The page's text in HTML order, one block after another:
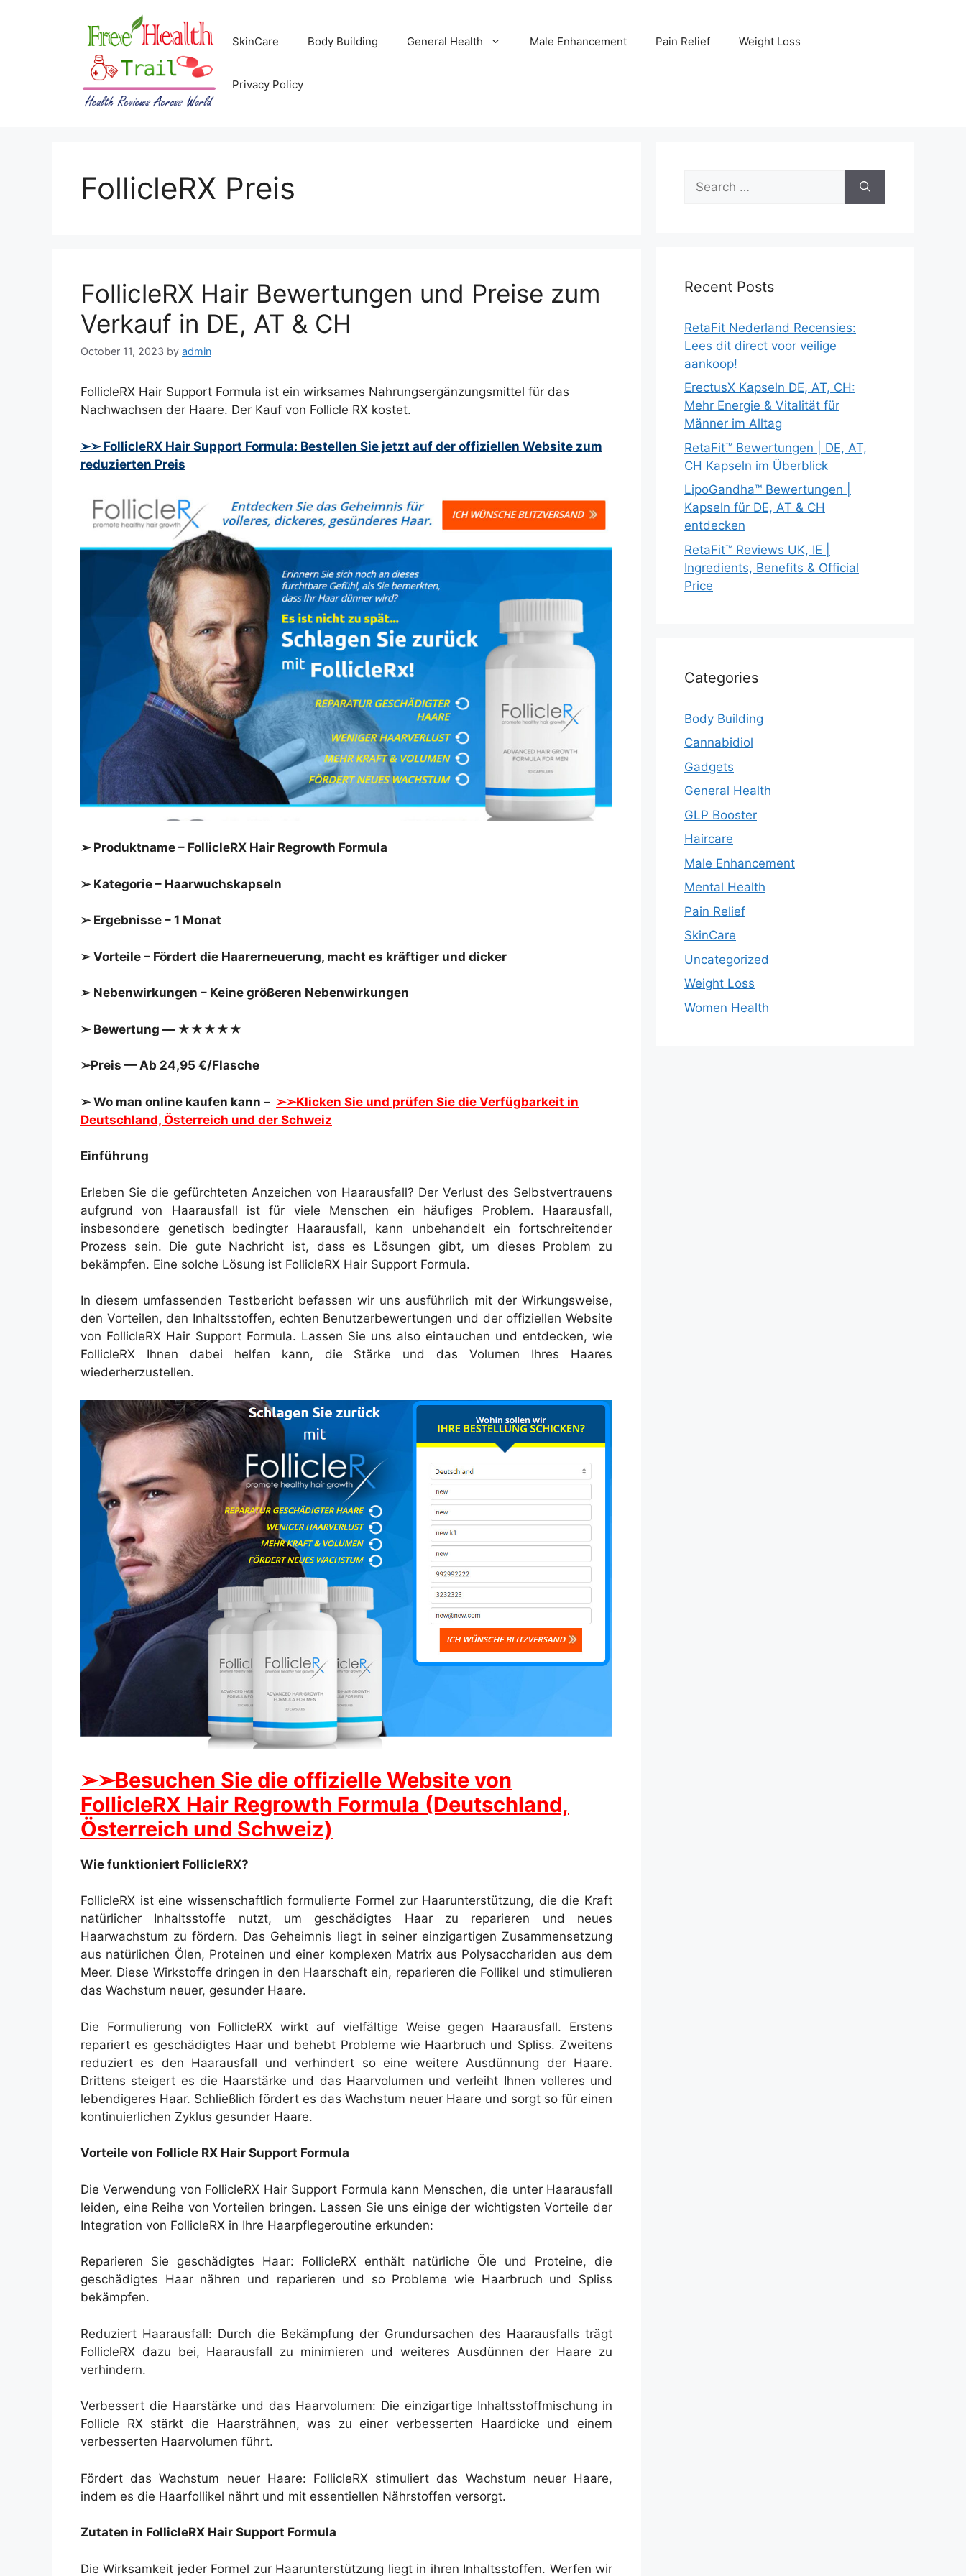
SkinCare Body Building General Health Male Enhancement Pain Relief Weight Loss
Privacy Policy
FollicleRX Preis
FollicleRX Hair Bewertungen und Preise zum
Verkauf in DE, AT & CH
October 11, 2023 by admin
FollicleRX Hair Support Formula ist ein wirksames Nahrungsergänzungsmittel für das
Nachwachsen der Haare. Der Kauf von Follicle RX kostet.
➢➣ FollicleRX Hair Support Formula: Bestellen Sie jetzt auf der offiziellen Website zum
reduzierten Preis
➢ Produktname – FollicleRX Hair Regrowth Formula
➢ Kategorie – Haarwuchskapseln
➢ Ergebnisse – 1 Monat
➢ Vorteile – Fördert die Haarerneuerung, macht es kräftiger und dicker
➢ Nebenwirkungen – Keine größeren Nebenwirkungen
➢ Bewertung — ★★★★★
➢Preis — Ab 24,95 €/Flasche
➢ Wo man online kaufen kann – ➢➢Klicken Sie und prüfen Sie die Verfügbarkeit in
Deutschland, Österreich und der Schweiz
Einführung
Erleben Sie die gefürchteten Anzeichen von Haarausfall? Der Verlust des Selbstvertrauens
aufgrund von Haarausfall ist für viele Menschen ein häufiges Problem. Haarausfall,
insbesondere genetisch bedingter Haarausfall, kann unbehandelt ein fortschreitender
Prozess sein. Die gute Nachricht ist, dass es Lösungen gibt, um dieses Problem zu
bekämpfen. Eine solche Lösung ist FollicleRX Hair Support Formula.
In diesem umfassenden Testbericht befassen wir uns ausführlich mit der Wirkungsweise,
den Vorteilen, den Inhaltsstoffen, echten Benutzerbewertungen und der offiziellen Website
von FollicleRX Hair Support Formula. Lassen Sie uns also eintauchen und entdecken, wie
FollicleRX Ihnen dabei helfen kann, die Stärke und das Volumen Ihres Haares
wiederherzustellen.
➢➢Besuchen Sie die offizielle Website von
FollicleRX Hair Regrowth Formula (Deutschland,
Österreich und Schweiz)
Wie funktioniert FollicleRX?
FollicleRX ist eine wissenschaftlich formulierte Formel zur Haarunterstützung, die die Kraft
natürlicher Inhaltsstoffe nutzt, um geschädigtes Haar zu reparieren und neues
Haarwachstum zu fördern. Das Geheimnis liegt in seiner einzigartigen Zusammensetzung
aus natürlichen Ölen, Proteinen und einer komplexen Matrix aus Polysacchariden aus dem
Meer. Diese Wirkstoffe dringen in den Haarschaft ein, reparieren die Follikel und stimulieren
das Wachstum neuer, gesunder Haare.
Die Formulierung von FollicleRX wirkt auf vielfältige Weise gegen Haarausfall. Erstens
repariert es geschädigtes Haar und behebt Probleme wie Haarbruch und Spliss. Zweitens
reduziert es den Haarausfall und verhindert so eine weitere Ausdünnung der Haare.
Drittens steigert es die Haarstärke und das Haarvolumen und verleiht Ihnen volleres und
lebendigeres Haar. Schließlich fördert es das Wachstum neuer Haare und sorgt so für einen
kontinuierlichen Zyklus gesunder Haare.
Vorteile von Follicle RX Hair Support Formula
Die Verwendung von FollicleRX Hair Support Formula kann Menschen, die unter Haarausfall
leiden, eine Reihe von Vorteilen bringen. Lassen Sie uns einige der wichtigsten Vorteile der
Integration von FollicleRX in Ihre Haarpflegeroutine erkunden:
Reparieren Sie geschädigtes Haar: FollicleRX enthält natürliche Öle und Proteine, die
geschädigtes Haar nähren und reparieren und so Probleme wie Haarbruch und Spliss
bekämpfen.
Reduziert Haarausfall: Durch die Bekämpfung der Grundursachen des Haarausfalls trägt
FollicleRX dazu bei, Haarausfall zu minimieren und weiteres Ausdünnen der Haare zu
verhindern.
Verbessert die Haarstärke und das Haarvolumen: Die einzigartige Inhaltsstoffmischung in
Follicle RX stärkt die Haarsträhnen, was zu einer verbesserten Haardicke und einem
verbesserten Haarvolumen führt.
Fördert das Wachstum neuer Haare: FollicleRX stimuliert das Wachstum neuer Haare,
indem es die Haarfollikel nährt und mit essentiellen Nährstoffen versorgt.
Zutaten in FollicleRX Hair Support Formula
Die Wirksamkeit jeder Formel zur Haarunterstützung liegt in ihren Inhaltsstoffen. Werfen wir
for:
Recent Posts
RetaFit Nederland Recensies:
Lees dit direct voor veilige
aankoop!
ErectusX Kapseln DE, AT, CH:
Mehr Energie & Vitalität für
Männer im Alltag
RetaFit™ Bewertungen | DE, AT,
CH Kapseln im Überblick
LipoGandha™ Bewertungen |
Kapseln für DE, AT & CH
entdecken
RetaFit™ Reviews UK, IE |
Ingredients, Benefits & Official
Price
Categories
Body Building
Cannabidiol
Gadgets
General Health
GLP Booster
Haircare
Male Enhancement
Mental Health
Pain Relief
SkinCare
Uncategorized
Weight Loss
Women Health